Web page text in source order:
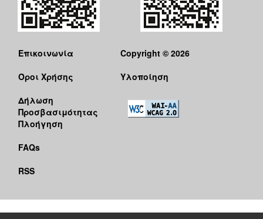
Επικοινωνία
Όροι Χρήσης
Δήλωση
Προσβασιμότητας
Πλοήγηση
FAQs
RSS
Copyright © 2026
Υλοποίηση